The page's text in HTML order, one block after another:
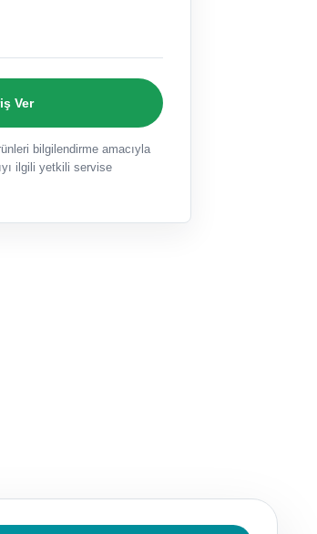
Ver
bilgilendirme amacıyla
ilgili yetkili servise